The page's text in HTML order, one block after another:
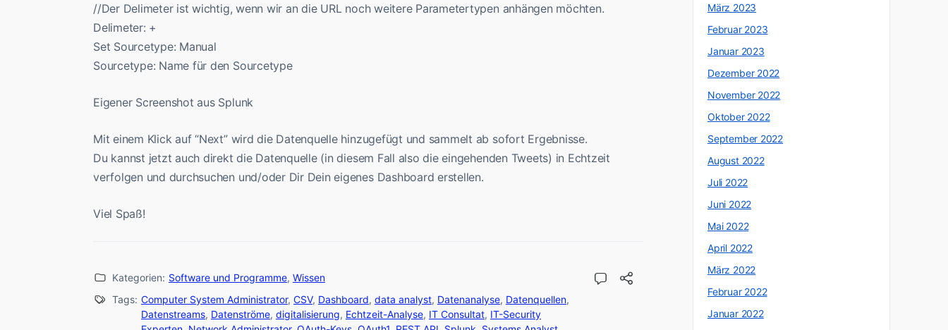
//Der Delimeter ist wichtig, wenn wir an die URL noch weitere Parametertypen anhängen möchten.
Delimeter: +
Set Sourcetype: Manual
Sourcetype: Name für den Sourcetype
Eigener Screenshot aus Splunk
Mit einem Klick auf “Next” wird die Datenquelle hinzugefügt und sammelt ab sofort Ergebnisse.
Du kannst jetzt auch direkt die Datenquelle (in diesem Fall also die eingehenden Tweets) in Echtzeit
verfolgen und durchsuchen und/oder Dir Dein eigenes Dashboard erstellen.
Viel Spaß!
Kategorien: Software und Programme, Wissen
Tags: Computer System Administrator, CSV, Dashboard, data analyst, Datenanalyse, Datenquellen,
Datenstreams, Datenströme, digitalisierung, Echtzeit-Analyse, IT Consultat, IT-Security
März 2023
Februar 2023
Januar 2023
Dezember 2022
November 2022
Oktober 2022
September 2022
August 2022
Juli 2022
Juni 2022
Mai 2022
April 2022
März 2022
Februar 2022
Januar 2022